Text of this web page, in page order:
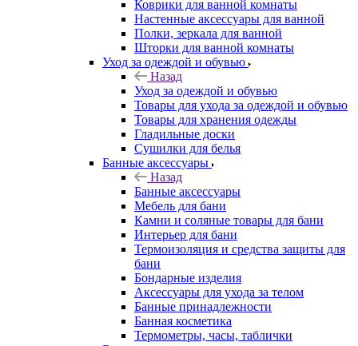
Коврики для ванной комнаты
Настенные аксессуары для ванной
Полки, зеркала для ванной
Шторки для ванной комнаты
Уход за одеждой и обувью
Назад
Уход за одеждой и обувью
Товары для ухода за одеждой и обувью
Товары для хранения одежды
Гладильные доски
Сушилки для белья
Банные аксессуары
Назад
Банные аксессуары
Мебель для бани
Камни и соляные товары для бани
Интерьер для бани
Термоизоляция и средства защиты для
бани
Бондарные изделия
Аксеcсуары для ухода за телом
Банные принадлежности
Банная косметика
Термометры, часы, таблички